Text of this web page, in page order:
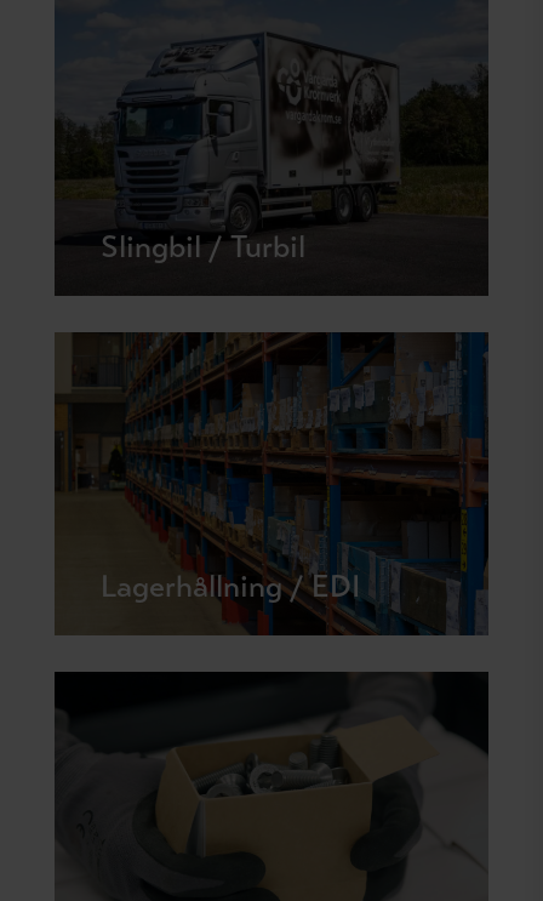
Slingbil / Turbil
Lagerhållning / EDI